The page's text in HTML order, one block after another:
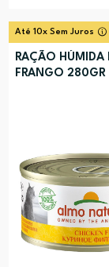
Até 10x Sem Juros
RAÇÃO HÚMIDA
FRANGO 280GR